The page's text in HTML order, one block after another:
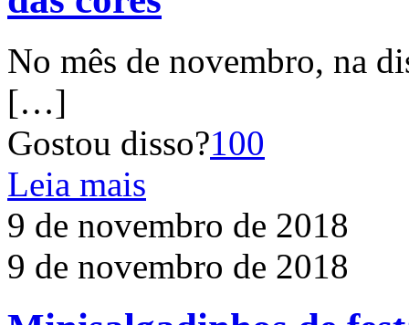
No mês de novembro, na
[…]
Gostou disso?100
Leia mais
9 de novembro de 2018
9 de novembro de 2018